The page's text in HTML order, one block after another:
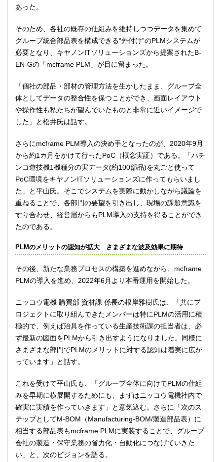
あった。
そのため、各社の既存の仕組みを維持しつつデータを集めて
グループ統合部品表を構成できる“外付け”のPLMシステムが
必要となり、キヤノンITソリューションズから提案されたB-
EN-Gの「mcframe PLM」が目に留まった。
「個社の部品・部材の管理方法を生かしたまま、グループ全
体としてデータの整合性を保つことができ、画面レイアウト
や操作性も私たちが望んでいたものと非常に近いイメージで
した」と松井氏は話す。
さらにmcframe PLM導入の決め手となったのが、2020年9月
から約1カ月をかけて行ったPoC（概念実証）である。「パチ
ンコ遊技機1機種分の実データ(約100部品)を丸ごと使って
PoC環境をキヤノンITソリューションズに作ってもらいまし
た」と平山氏。そこでシステムを実際に動かしながら議論を
重ねることで、各部門の要望を引き出し、現場の課題意識を
すり合わせ、経営層からもPLM導入の支持を得ることができ
たのである。
PLMのメリットの認知が拡大 さまざまな波及効果に期待
その後、新たな業務プロセスの構築を進めながら、mcframe
PLMの導入を進め、2022年6月より本番運用を開始した。
ニッコウ電機 購買部 資材課 係長の根岸雅樹氏は、「共にプ
ロジェクトに取り組んできたメンバーは特にPLMの活用に積
極的で、例えば治具を作っている生産技術課の担当者は、必
ず最新の図面をPLMから引き出すようになりました。同様に
さまざまな部門でPLMのメリットに対する認知は着実に広が
っています」と話す。
これを受けて平山氏も、「グループ全体に向けてPLMの仕組
みを早期に横展開するためにも、まずはニッコウ電機社内で
確実に実績を作っていきます」と意気込む。さらに「次のス
テップとしてM-BOM（Manufacturing-BOM/製造部品表）に
相当する部品表もmcframe PLMに実装することで、グループ
会社の製造・保守業務の省力化・自動化につなげていきた
い」と、次のビジョンを語る。